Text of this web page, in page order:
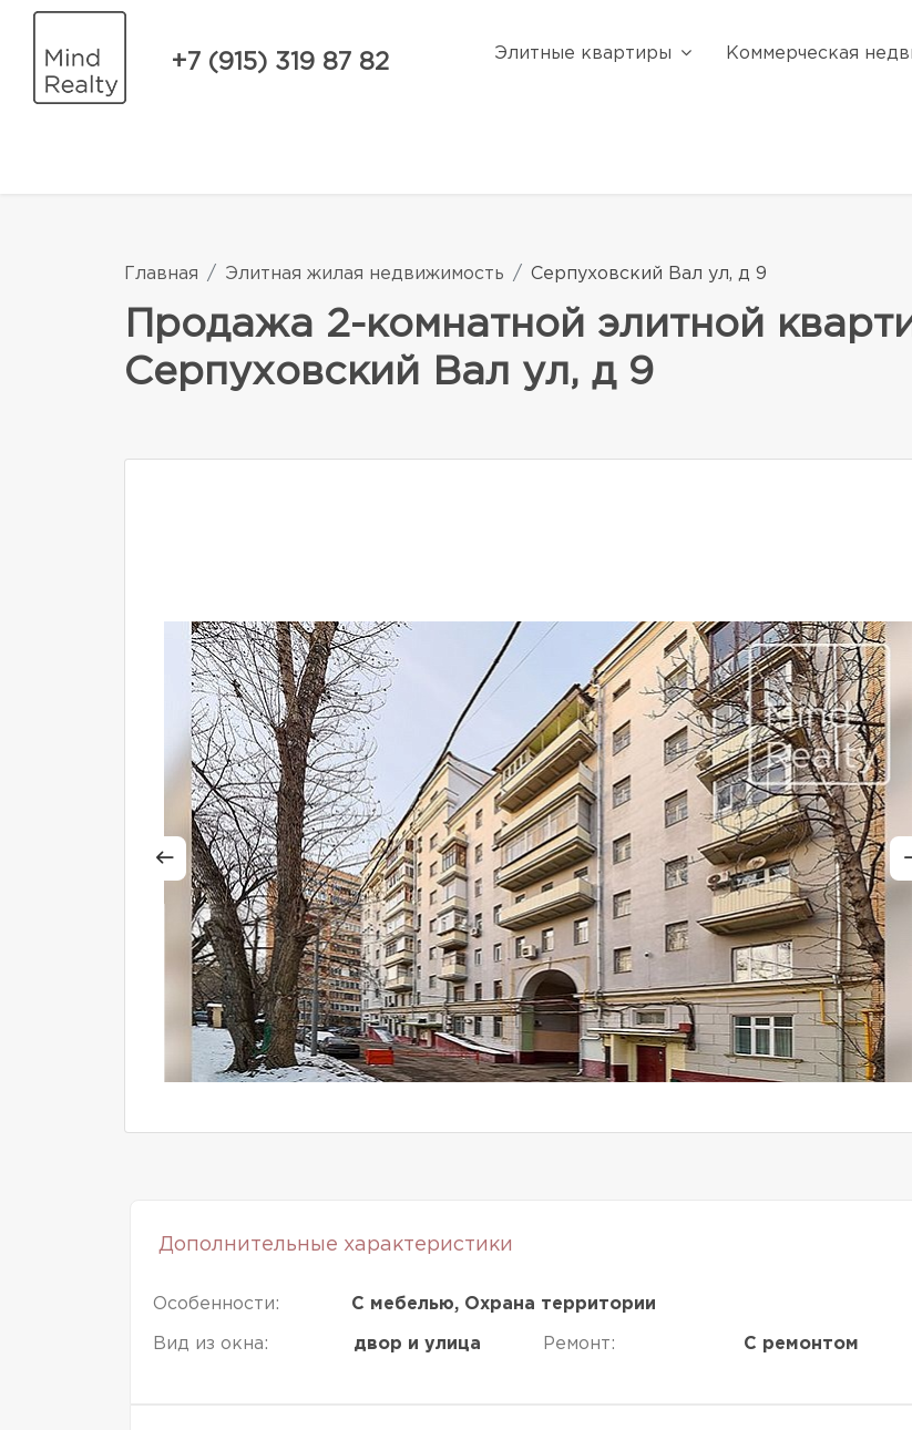
+7 (915) 319 87 82 Элитные квартиры Коммерческая
Главная Элитная жилая недвижимость Серпуховский Вал ул, д 9
Продажа 2-комнатной элитной
Серпуховский Вал ул, д 9
Дополнительные характеристики
Особенности: С мебелью, Охрана территории
Вид из окна: двор и улица Ремонт: С ремонтом